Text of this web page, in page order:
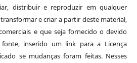
distribuir e reproduzir em qualquer
e criar a partir deste material,
e que seja fornecido o devido
inserido um link para a Licença
se mudanças foram feitas. Nesses